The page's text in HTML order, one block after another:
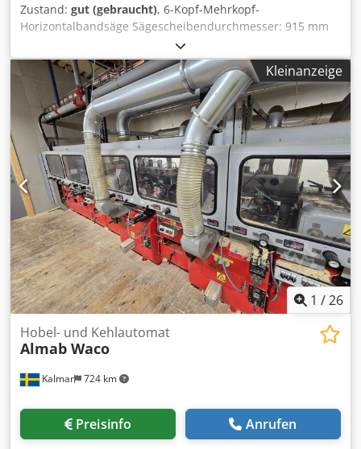
Zustand: gut (gebraucht), 6-Kopf-Mehrkopf-
Horizontalbandsäge Sägescheibendurchmesser: 915 mm
Sägeblattbreite (max.): 100 mm Standard-
Sägegeschwindigkeit: 35 m/s Maximale Holzbreite: 305–450
mm Maximaler Sägespaltabstand: 305 mm Zuführketten
zu den Sägelinien: 292 mm Credpfx Aoy Hb Ucei Sjf
Hauptmotor: 6 x 18,5 kW Vorschubgeschwindigkeiten
(variabel): 15–60 m/min (Standard), 7,5–30 m/min (optional)
Vorschub: Internes Überkopf-Vorschubsystem mit
angetriebenen Ketten, die mit dem Kettenbett
synchronisiert sind Bedienpult mit
Geschwindigkeitsregelung und Start-Stopp-Steuerung
Arbeitshöhe: 800 mm
Kleinanzeige
1 /26
Kalmar 724 km
Hobel- und Kehlautomat
Almab Waco
Preisinfo Anrufen